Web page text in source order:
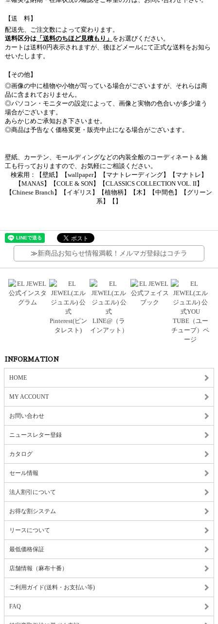
【送 料】
配送先、ご注文数によって変わります。
送料区分は 「送料のちほど見積もり」 をお選びください。
カートは送料0円表示されますが、後ほどメールにて正式な送料をお知ら
せいたします。
【その他】
◎画像の中に植物や小物が写っている場合がございますが、それらは商
品に含まれておりません。
◎パソコン・モニターの設定によって、画像と実物の色合いが多少違う
場合がございます。
あらかじめご承知おき下さいませ。
◎商品は予告なく価格変更・販売中止になる場合がございます。
壁紙、カーテン、モールディングなどの内装全般のコーディネート＆施
工も行っておりますので、お気軽にご相談ください。
検索用：【壁紙】【wallpaper】【マナトレーディング】【マナトレ】
【MANAS】【COLE & SON】【CLASSICS COLLECTION VOL. II】
【Chinese Branch】【イギリス】【植物柄】【木】【中間色】【グリーン
系】【】
≫新商品お知らせ情報満載！メルマガ登録はコチラ
INFORMATION
HOME
MY ACCOUNT
お問い合わせ
ニュースレター登録
カタログ
セール情報
法人割引について
お得な割システム
リースについて
最低価格保証
店舗情報（麻布十番）
ご利用ガイド(送料・お支払い等)
FAQ